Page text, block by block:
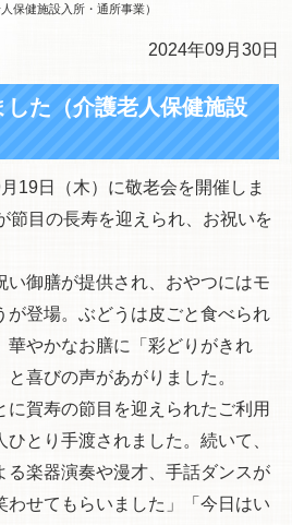
保健施設入所・通所事業）
2024年09月30日
た（介護老人保健施設
19日（木）に敬老会を開催しま
節目の長寿を迎えられ、お祝いを
御膳が提供され、おやつにはモ
が登場。ぶどうは皮ごと食べられ
華やかなお膳に「彩どりがきれ
喜びの声があがりました。
賀寿の節目を迎えられたご利用
とり手渡されました。続いて、
る楽器演奏や漫才、手話ダンスが
わせてもらいました」「今日はい